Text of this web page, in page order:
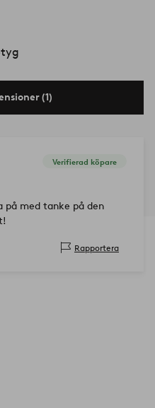
(1)
Verifierad köpare
på med tanke på den
Rapportera